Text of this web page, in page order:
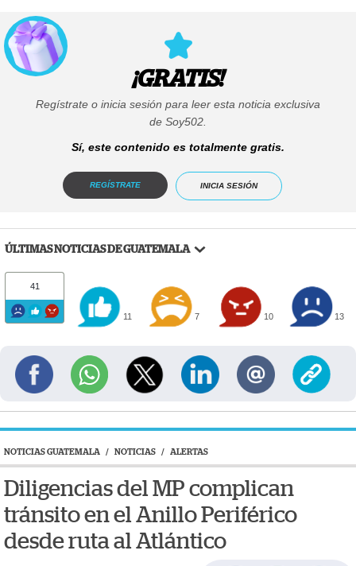
¡GRATIS!
Regístrate o inicia sesión para leer esta noticia exclusiva
de Soy502.
Sí, este contenido es totalmente gratis.
REGÍSTRATE INICIA SESIÓN
ÚLTIMAS NOTICIAS DE GUATEMALA
41
11 7 10 13
NOTICIAS GUATEMALA / NOTICIAS / ALERTAS
Diligencias del MP complican
tránsito en el Anillo Periférico
desde ruta al Atlántico